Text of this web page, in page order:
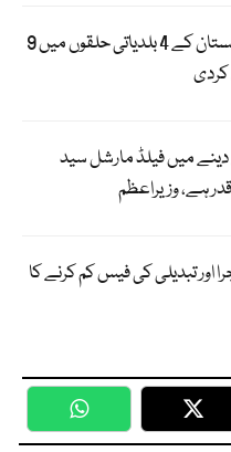
الیکشن کمیشن نے بلوچستان کے 4 بلدیاتی حلقوں میں 9
میں فیلڈ مارشل سید
ہے، وزیراعظم
اور تبدیلی کی فیس کم کرنے کا
WhatsApp